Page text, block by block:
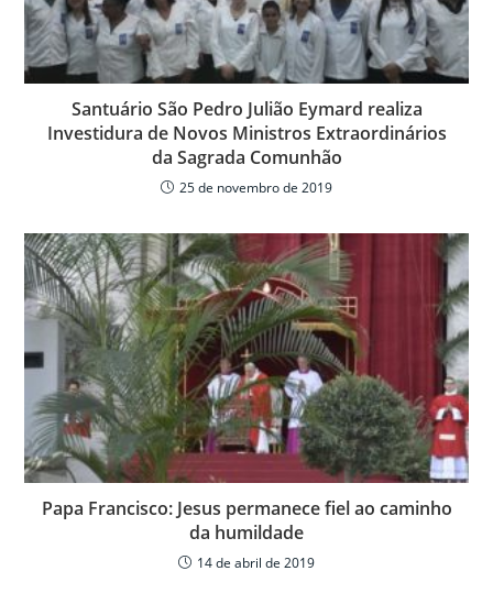
Santuário São Pedro Julião Eymard realiza
Investidura de Novos Ministros Extraordinários
da Sagrada Comunhão
25 de novembro de 2019
Papa Francisco: Jesus permanece fiel ao caminho
da humildade
14 de abril de 2019